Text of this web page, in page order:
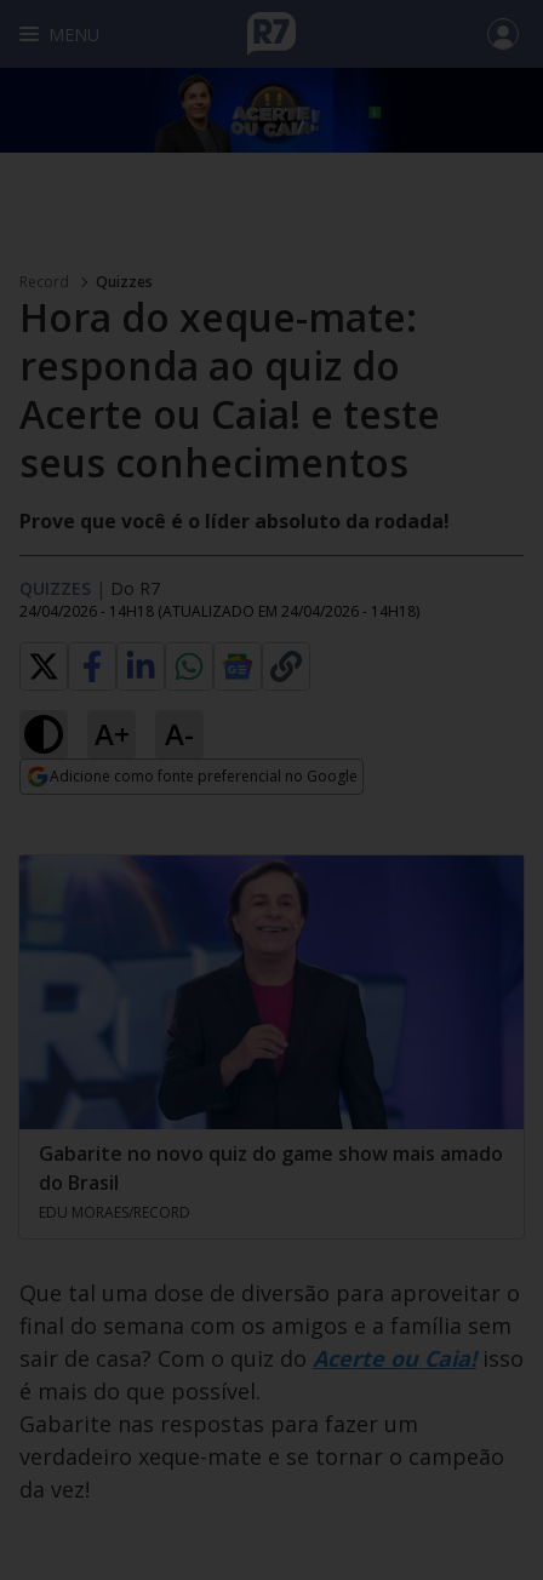
MENU
Record Quizzes
Hora do xeque-mate:
responda ao quiz do
Acerte ou Caia! e teste
seus conhecimentos
Prove que você é o líder absoluto da rodada!
QUIZZES | Do R7
24/04/2026 - 14H18 (ATUALIZADO EM 24/04/2026 - 14H18)
A+ A-
Adicione como fonte preferencial no Google
Gabarite no novo quiz do game show mais amado
do Brasil
EDU MORAES/RECORD
Que tal uma dose de diversão para aproveitar o
final do semana com os amigos e a família sem
sair de casa? Com o quiz do Acerte ou Caia!isso
é mais do que possível.
Gabarite nas respostas para fazer um
verdadeiro xeque-mate e se tornar o campeão
da vez!